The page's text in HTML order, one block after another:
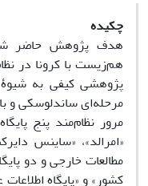
چکیده
هدف پژوهش حاضر
هم‌زیست با کرونا در
پژوهشی کیفی به
مرور نظام‌مند پنج
«امرالد»، «ساینس
مطالعات خارجی و دو
کشور» و «پایگاه